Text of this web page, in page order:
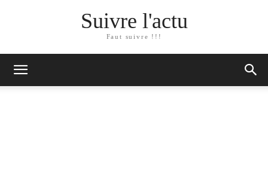
Suivre l'actu
Faut suivre !!!